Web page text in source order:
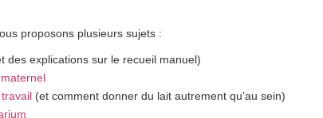
proposons plusieurs sujets :
des explications sur le recueil manuel)
(et comment donner du lait autrement qu’au sein)